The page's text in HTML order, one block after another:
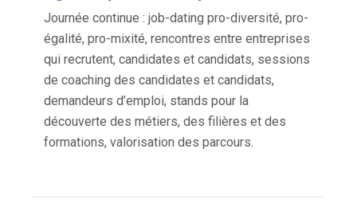
Journée continue : job-dating pro-diversité, pro-
égalité, pro-mixité, rencontres entre entreprises
qui recrutent, candidates et candidats, sessions
de coaching des candidates et candidats,
demandeurs d’emploi, stands pour la
découverte des métiers, des filières et des
formations, valorisation des parcours.